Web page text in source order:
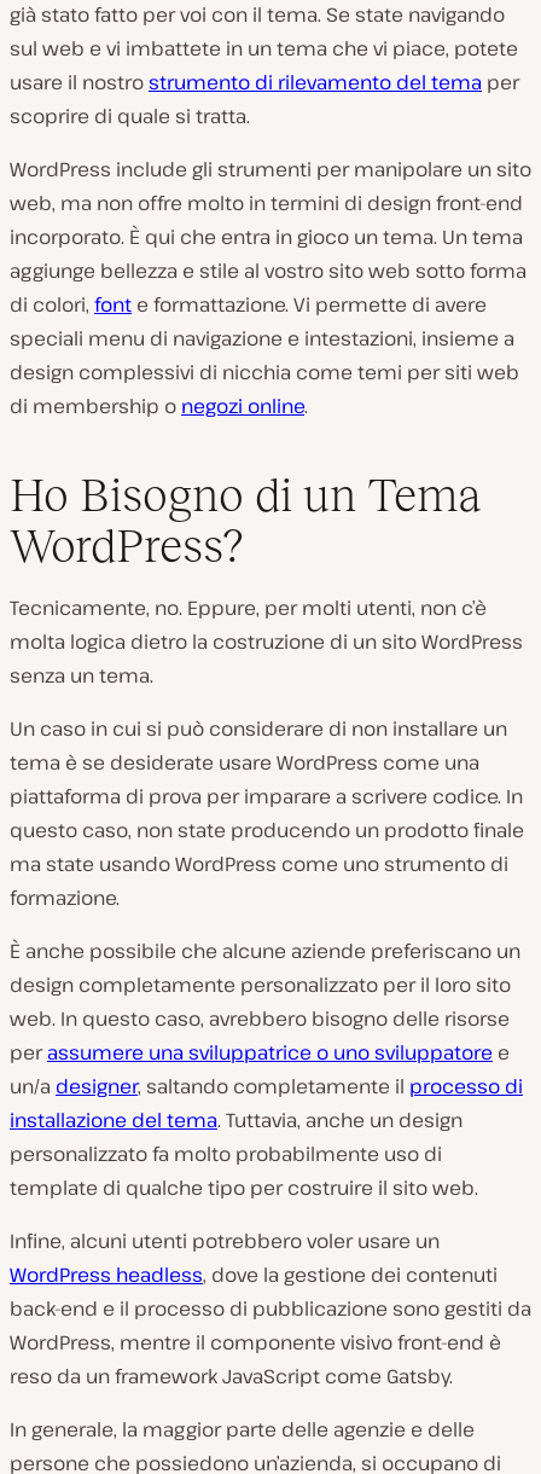
già stato fatto per voi con il tema. Se state navigando
sul web e vi imbattete in un tema che vi piace, potete
usare il nostrostrumento di rilevamento del tema per
scoprire di quale si tratta.
WordPress include gli strumenti per manipolare un sito
web, ma non offre molto in termini di design front-end
incorporato. È qui che entra in gioco un tema. Un tema
aggiunge bellezza e stile al vostro sito web sotto forma
di colori, font e formattazione. Vi permette di avere
speciali menu di navigazione e intestazioni, insieme a
design complessivi di nicchia come temi per siti web
di membership o negozi online.
Ho Bisogno di un Tema
WordPress?
Tecnicamente, no. Eppure, per molti utenti, non c’è
molta logica dietro la costruzione di un sito WordPress
senza un tema.
Un caso in cui si può considerare di non installare un
tema è se desiderate usare WordPress come una
piattaforma di prova per imparare a scrivere codice. In
questo caso, non state producendo un prodotto finale
ma state usando WordPress come uno strumento di
formazione.
È anche possibile che alcune aziende preferiscano un
design completamente personalizzato per il loro sito
web. In questo caso, avrebbero bisogno delle risorse
perassumere una sviluppatrice o uno sviluppatore e
un/a designer, saltando completamente il processo di
installazione del tema. Tuttavia, anche un design
personalizzato fa molto probabilmente uso di
template di qualche tipo per costruire il sito web.
Infine, alcuni utenti potrebbero voler usare un
WordPress headless, dove la gestione dei contenuti
back-end e il processo di pubblicazione sono gestiti da
WordPress, mentre il componente visivo front-end è
reso da un framework JavaScript come Gatsby.
In generale, la maggior parte delle agenzie e delle
persone che possiedono un’azienda, si occupano di